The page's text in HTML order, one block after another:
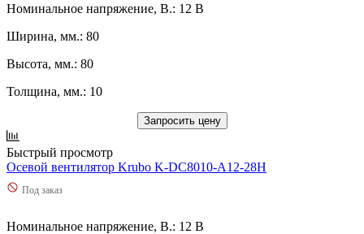
Номинальное напряжение, В.: 12 В
Ширина, мм.: 80
Высота, мм.: 80
Толщина, мм.: 10
Запросить цену
Быстрый просмотр
Осевой вентилятор Krubo K-DC8010-A12-28H
Под заказ
Номинальное напряжение, В.: 12 В